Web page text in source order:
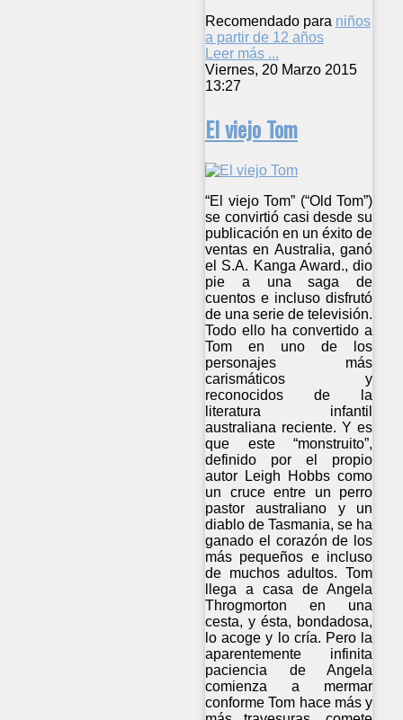
Recomendado para niños
a partir de 12 años
Leer más ...
Viernes, 20 Marzo 2015
13:27
El viejo Tom
“El viejo Tom” (“Old Tom”)
se convirtió casi desde su
publicación en un éxito de
ventas en Australia, ganó
el S.A. Kanga Award., dio
pie a una saga de
cuentos e incluso disfrutó
de una serie de televisión.
Todo ello ha convertido a
Tom en uno de los
personajes más
carismáticos y
reconocidos de la
literatura infantil
australiana reciente. Y es
que este “monstruito”,
definido por el propio
autor Leigh Hobbs como
un cruce entre un perro
pastor australiano y un
diablo de Tasmania, se ha
ganado el corazón de los
más pequeños e incluso
de muchos adultos. Tom
llega a casa de Angela
Throgmorton en una
cesta, y ésta, bondadosa,
lo acoge y lo cría. Pero la
aparentemente infinita
paciencia de Angela
comienza a mermar
conforme Tom hace más y